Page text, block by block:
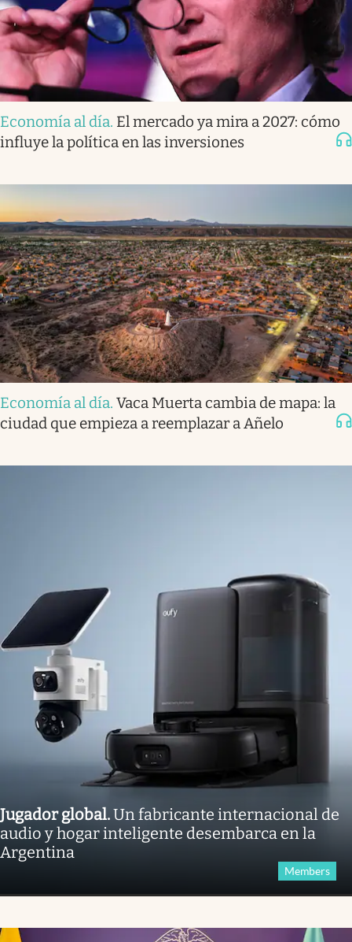
Economía al día. El mercado ya mira a 2027: cómo
influye la política en las inversiones
Economía al día. Vaca Muerta cambia de mapa: la
ciudad que empieza a reemplazar a Añelo
Jugador global.Un fabricante internacional de
audio y hogar inteligente desembarca en la
Argentina
Members